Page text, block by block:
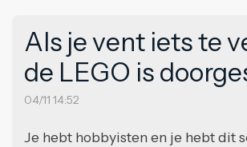
Als je vent iets te
de LEGO is
04/11 14:52
Je hebt hobbyisten en je hebt dit